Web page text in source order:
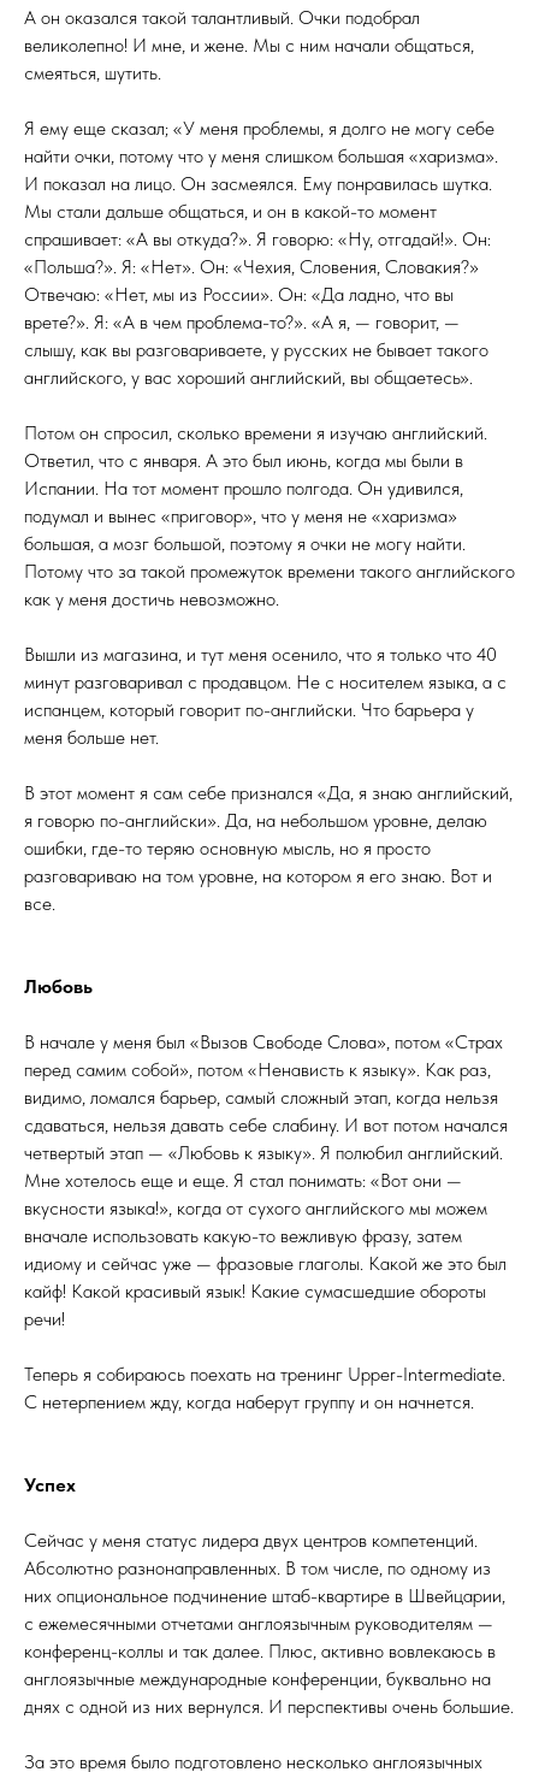
А он оказался такой талантливый. Очки подобрал
великолепно! И мне, и жене. Мы с ним начали общаться,
смеяться, шутить.
Я ему еще сказал; «У меня проблемы, я долго не могу себе
найти очки, потому что у меня слишком большая «харизма».
И показал на лицо. Он засмеялся. Ему понравилась шутка.
Мы стали дальше общаться, и он в какой-то момент
спрашивает: «А вы откуда?». Я говорю: «Ну, отгадай!». Он:
«Польша?». Я: «Нет». Он: «Чехия, Словения, Словакия?»
Отвечаю: «Нет, мы из России». Он: «Да ладно, что вы
врете?». Я: «А в чем проблема-то?». «А я, — говорит, —
слышу, как вы разговариваете, у русских не бывает такого
английского, у вас хороший английский, вы общаетесь».
Потом он спросил, сколько времени я изучаю английский.
Ответил, что с января. А это был июнь, когда мы были в
Испании. На тот момент прошло полгода. Он удивился,
подумал и вынес «приговор», что у меня не «харизма»
большая, а мозг большой, поэтому я очки не могу найти.
Потому что за такой промежуток времени такого английского
как у меня достичь невозможно.
Вышли из магазина, и тут меня осенило, что я только что 40
минут разговаривал с продавцом. Не с носителем языка, а с
испанцем, который говорит по-английски. Что барьера у
меня больше нет.
В этот момент я сам себе признался «Да, я знаю английский,
я говорю по-английски». Да, на небольшом уровне, делаю
ошибки, где-то теряю основную мысль, но я просто
разговариваю на том уровне, на котором я его знаю. Вот и
все.
Любовь
В начале у меня был «Вызов Свободе Слова», потом «Страх
перед самим собой», потом «Ненависть к языку». Как раз,
видимо, ломался барьер, самый сложный этап, когда нельзя
сдаваться, нельзя давать себе слабину. И вот потом начался
четвертый этап — «Любовь к языку». Я полюбил английский.
Мне хотелось еще и еще. Я стал понимать: «Вот они —
вкусности языка!», когда от сухого английского мы можем
вначале использовать какую-то вежливую фразу, затем
идиому и сейчас уже — фразовые глаголы. Какой же это был
кайф! Какой красивый язык! Какие сумасшедшие обороты
речи!
Теперь я собираюсь поехать на тренинг Upper-Intermediate.
С нетерпением жду, когда наберут группу и он начнется.
Успех
Сейчас у меня статус лидера двух центров компетенций.
Абсолютно разнонаправленных. В том числе, по одному из
них опциональное подчинение штаб-квартире в Швейцарии,
с ежемесячными отчетами англоязычным руководителям —
конференц-коллы и так далее. Плюс, активно вовлекаюсь в
англоязычные международные конференции, буквально на
днях с одной из них вернулся. И перспективы очень большие.
За это время было подготовлено несколько англоязычных